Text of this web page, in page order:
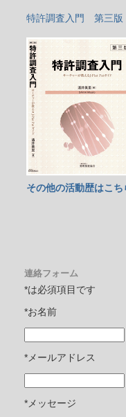
特許調査入門 第三版
その他の活動歴はこち
連絡フォーム
*は必須項目です
*お名前
*メールアドレス
*メッセージ